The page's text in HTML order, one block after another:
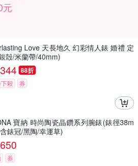
元
Love 天長地久 幻彩情人錶 婚禮 定
殻/米蘭帶/40mm)
88折
殺 券
寶納 時尚陶瓷晶鑽系列腕錶(錶徑38m
錶冠/黑陶/幸運草)
券